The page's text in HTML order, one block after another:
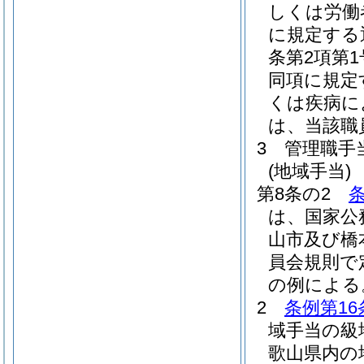
しくは労
に規定する
条第2項第
同項に規
くは疾病
は、当該
3
管理職手
(地域手当)
第8条の2
は、国家
山市及び
員会規則
の例による
2
条例第16
域手当の
歌山県内